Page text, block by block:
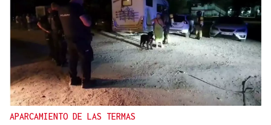
APARCAMIENTO DE LAS TERMAS